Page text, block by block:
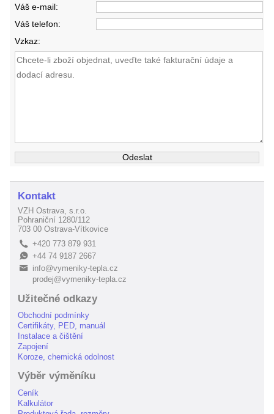
Váš e-mail:
Váš telefon:
Vzkaz:
Kontakt
VZH Ostrava, s.r.o.
Pohraniční 1280/112
703 00 Ostrava-Vítkovice
L +420 773 879 931
E+44 74 9187 2667
B
info@vymeniky-tepla.cz
prodej@vymeniky-tepla.cz
Užitečné odkazy
Obchodní podmínky
Certifikáty, PED, manuál
Instalace a čištění
Zapojení
Koroze, chemická odolnost
Výběr výměníku
Ceník
Kalkulátor